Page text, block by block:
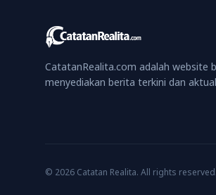
CatatanRealita.com adalah website
menyediakan berita terkini dan aktual
© 2026 Catatan Realita. All rights reserved.